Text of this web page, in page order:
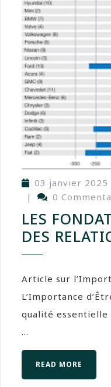
03 janvier 2025
|
0
LES
DES
Article sur
L’Importance
qualité essentielle
...
READ MORE